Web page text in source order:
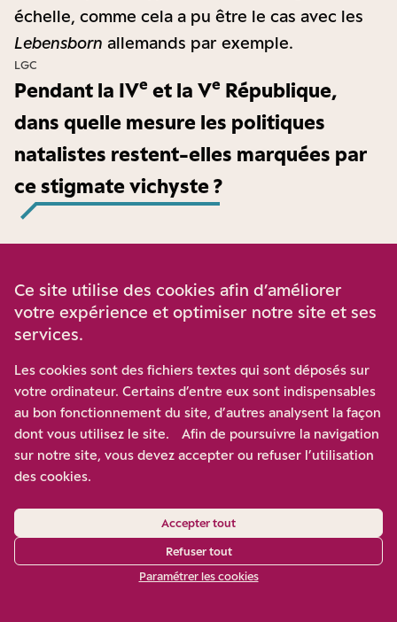
échelle, comme cela a pu être le cas avec les
Lebensborn allemands par exemple.
Pendant la IVe et la Ve République,
dans quelle mesure les politiques
natalistes restent-elles marquées par
ce stigmate vichyste ?
LGC
Les questions de natalité restent au
cœur de la politique à la Libération mais le
prisme familial n’est plus aussi central qu’il
l’était sous Vichy. Dans son discours sur la
population adressé à l’Assemblée consultative
le 5 mars 1945, le Général De Gaulle invite les
Français à produire “5 millions de beaux
bébés”. Cependant, l’enjeu de la population
famille. Alors que le familial était prôné en
ordre politique sous le régime de Vichy, il
devient un simple moyen pour parvenir à
Ce site utilise des cookies afin d’améliorer
votre expérience et optimiser notre site et ses
services.
Les cookies sont des fichiers textes qui sont déposés sur
votre ordinateur. Certains d’entre eux sont indispensables
au bon fonctionnement du site, d’autres analysent la façon
dont vous utilisez le site. Afin de poursuivre la navigation
sur notre site, vous devez accepter ou refuser l’utilisation
des cookies.
Accepter tout
Refuser tout
Paramétrer les cookies